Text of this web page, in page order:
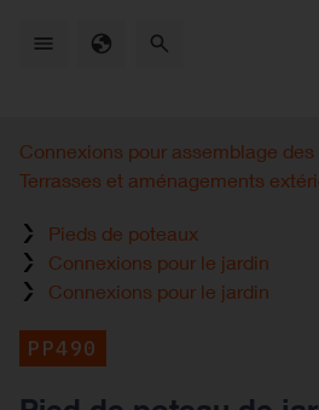
Connexions pour assemblage
Terrasses et aménagements
Pieds de poteaux
Connexions pour le jardin
Connexions pour le jardin
PP490